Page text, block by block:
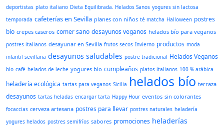
deportistas plato italiano Dieta Equilibrada. Helados Sanos yogures sin lactosa
temporada cafeterías en Sevilla planes con niños té matcha Halloween postres
bío crepes caseros comer sano desayunos veganos helados bío para veganos
postres italianos desayunar en Sevilla frutos secos Invierno productos moda
infantil sevillana desayunos saludables postre tradicional Helados Veganos
bío café helados de leche yogures bío cumpleaños platos italianos 100 % arábica
heladería ecológica tartas para veganos Sicilia helados bío terraza
desayunos tartas heladas encargar tarta Happy Hour eventos sin colorantes
focaccias cerveza artesana postres para llevar postres naturales heladería
yogures helados postres semifríos sabores promociones heladerías